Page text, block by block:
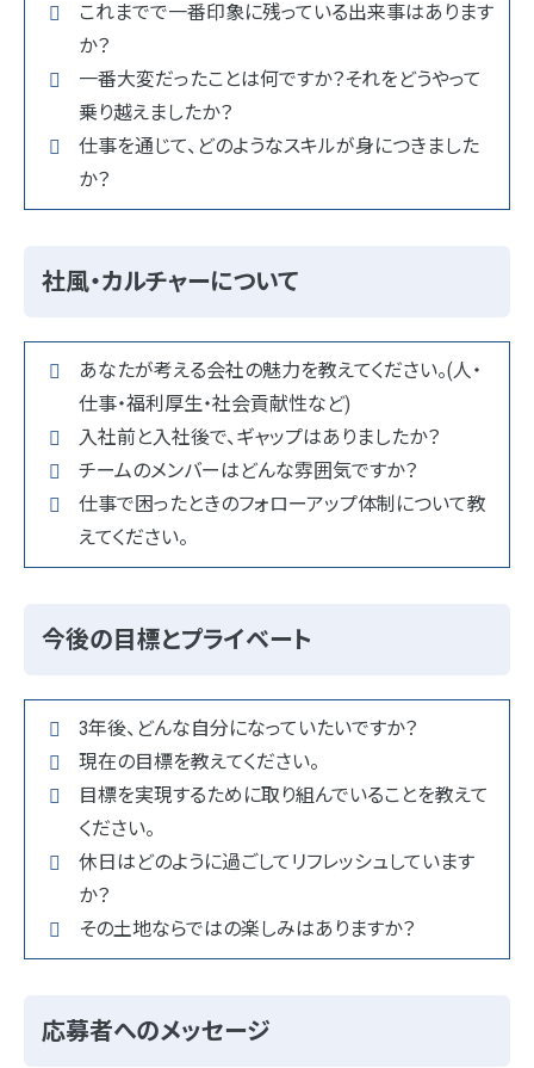
これまでで一番印象に残っている出来事はあります
か？
一番大変だったことは何ですか？それをどうやって
乗り越えましたか？
仕事を通じて、どのようなスキルが身につきました
か？
社風・カルチャーについて
あなたが考える会社の魅力を教えてください。(人・
仕事・福利厚生・社会貢献性など)
入社前と入社後で、ギャップはありましたか？
チームのメンバーはどんな雰囲気ですか？
仕事で困ったときのフォローアップ体制について教
えてください。
今後の目標とプライベート
3年後、どんな自分になっていたいですか？
現在の目標を教えてください。
目標を実現するために取り組んでいることを教えて
ください。
休日はどのように過ごしてリフレッシュしています
か？
その土地ならではの楽しみはありますか？
応募者へのメッセージ